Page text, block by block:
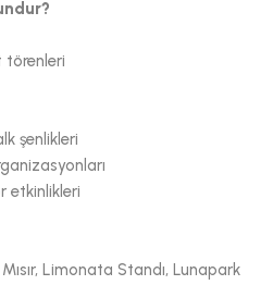
törenleri
şenlikleri
etkinlikleri
Limonata Standı, Lunapark